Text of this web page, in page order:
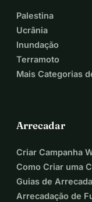
Palestina
Ucrânia
Inundação
Terramoto
Mais Categorias
Arrecadar
Criar Campanha
Como Criar uma
Guias de
Arrecadação de